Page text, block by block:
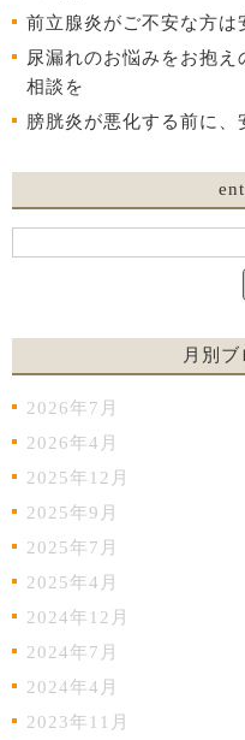
前立腺炎がご不安な方は
尿漏れのお悩みをお抱
相談を
膀胱炎が悪化する前に
月別
2026年7月
2026年4月
2025年12月
2025年9月
2025年7月
2025年4月
2024年12月
2024年7月
2024年4月
2023年11月